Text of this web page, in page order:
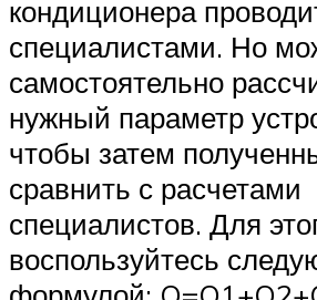
кондиционера
специалистами. Но
самостоятельно
нужный параметр
чтобы затем
сравнить с расчетами
специалистов. Для
воспользуйтесь